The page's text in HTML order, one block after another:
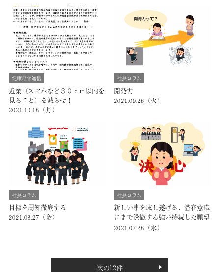
健康経営通信
近業（スマホなど３０ｃｍ以内を
見ること）を減らせ！
2021.10.18（月）
社長コラム
開発力
2021.09.28（火）
社長コラム
目標を周知徹底する
2021.08.27（金）
社長コラム
新しい事を成し遂げる、潜在意識
にまで透徹する強い持続した願望
を持つ
2021.07.28（水）
次の12件